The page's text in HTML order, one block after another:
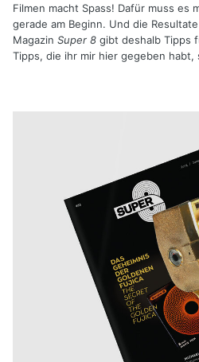
Filmen macht Spass! Dafür muss es
gerade am Beginn. Und die
Magazin Super 8 gibt deshalb Tipps
Tipps, die ihr mir hier gegeben habt,